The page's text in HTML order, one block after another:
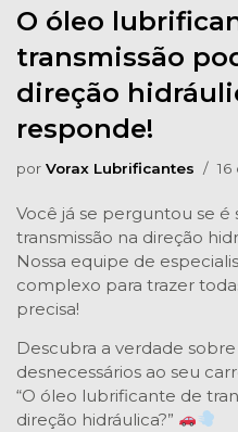
O óleo
transmissão
direção
responde!
por Vorax Lubrificantes
Você já se perguntou se é
transmissão na direção
Nossa equipe de
complexo para trazer
precisa!
Descubra a verdade
desnecessários ao seu
“O óleo lubrificante de
direção hidráulica?”